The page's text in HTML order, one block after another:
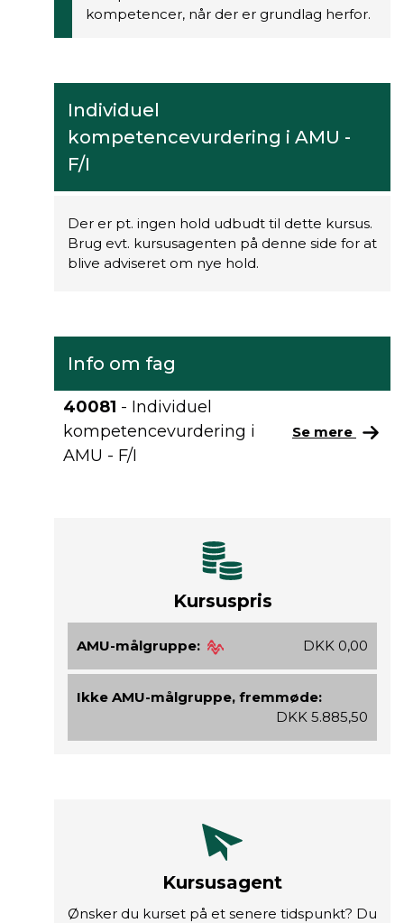
kompetencer, når der er grundlag herfor.
Individuel
kompetencevurdering i AMU -
F/I
Der er pt. ingen hold udbudt til dette kursus.
Brug evt. kursusagenten på denne side for at
blive adviseret om nye hold.
Info om fag
40081 - Individuel
kompetencevurdering i
AMU - F/I
Se mere
Kursuspris
AMU-målgruppe: DKK 0,00
Ikke AMU-målgruppe, fremmøde:
DKK 5.885,50
Kursusagent
Ønsker du kurset på et senere tidspunkt? Du